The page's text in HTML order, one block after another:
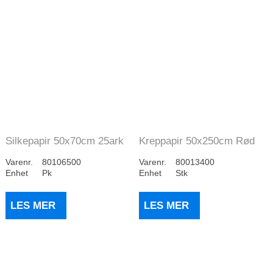
Silkepapir 50x70cm 25ark
Varenr.
80106500
Enhet
Pk
LES MER
Kreppapir 50x250cm Rød
Varenr.
80013400
Enhet
Stk
LES MER